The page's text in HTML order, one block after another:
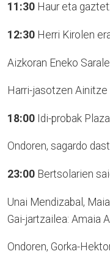
11:30 Haur eta
12:30 Herri Kirolen
Aizkoran Eneko
Harri-jasotzen
18:00 Idi-probak
Ondoren, sagardo
23:00 Bertsolarien
Unai Mendizabal,
Gai-jartzailea: Amaia
Ondoren, Gorka-